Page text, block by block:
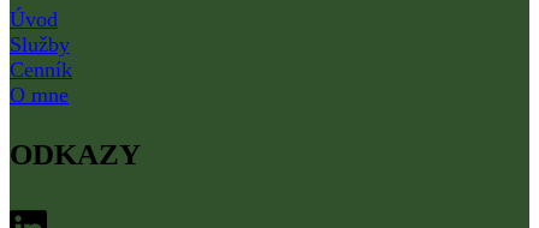
Úvod
Služby
Cenník
O mne
ODKAZY